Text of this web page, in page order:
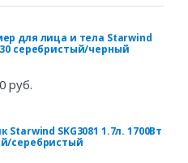
для лица и тела Starwind
серебристый/черный
руб.
Starwind SKG3081 1.7л. 1700Вт
серебристый